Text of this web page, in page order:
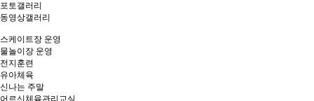
포토갤러리
동영상갤러리
스케이트장 운영
물놀이장 운영
전지훈련
유아체육
신나는 주말
어르신체육관리교실